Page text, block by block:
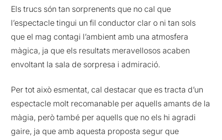
Els trucs són tan sorprenents que no cal que
l’espectacle tingui un fil conductor clar o ni tan sols
que el mag contagi l’ambient amb una atmosfera
màgica, ja que els resultats meravellosos acaben
envoltant la sala de sorpresa i admiració.
Per tot això esmentat, cal destacar que es tracta d’un
espectacle molt recomanable per aquells amants de la
màgia, però també per aquells que no els hi agradi
gaire, ja que amb aquesta proposta segur que